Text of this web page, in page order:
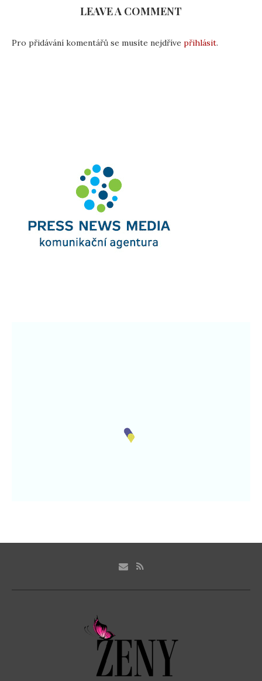
LEAVE A COMMENT
Pro přidávání komentářů se musíte nejdříve přihlásit.